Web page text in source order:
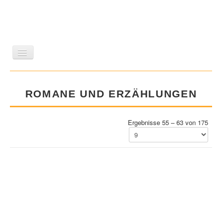
GESCHICHTE
WISSENSCHAFT
REIHEN
ROMANE UND ERZÄHLUNGEN
Ergebnisse 55 – 63 von 175